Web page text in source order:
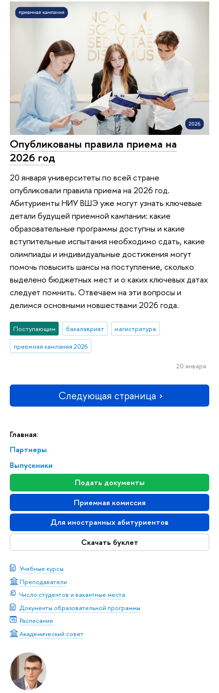
Главная:
Партнеры
Выпускники
Подать документы
Приемная комиссия
Для иностранных абитуриентов
Скачать буклет
Учебные курсы
Преподаватели
Число студентов и вакантные места
Документы образовательной программы
Расписание
Академический совет
Опубликованы правила приема на
2026 год
20 января университеты по всей стране
опубликовали правила приема на 2026 год.
Абитуриенты НИУ ВШЭ уже могут узнать ключевые
детали будущей приемной кампании: какие
образовательные программы доступны и какие
вступительные испытания необходимо сдать, какие
олимпиады и индивидуальные достижения могут
помочь повысить шансы на поступление, сколько
выделено бюджетных мест и о каких ключевых датах
следует помнить. Отвечаем на эти вопросы и
делимся основными новшествами 2026 года.
Поступающим бакалавриат
магистратура
приемная кампания 2026
20 января
Следующая страница